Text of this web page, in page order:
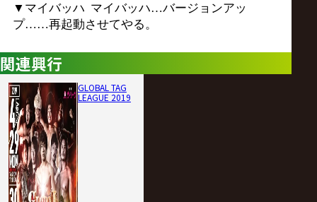
▼マイバッハ マイバッハ…バージョンアッ
プ……再起動させてやる。
関連興行
GLOBAL TAG
LEAGUE 2019